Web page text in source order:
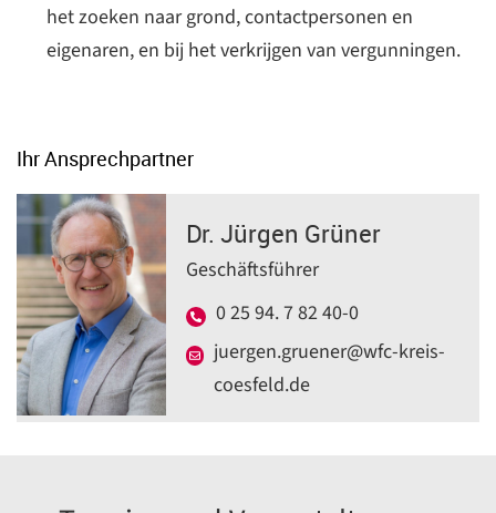
het zoeken naar grond, contactpersonen en
eigenaren, en bij het verkrijgen van vergunningen.
Ihr Ansprechpartner
Dr. Jürgen Grüner
Geschäftsführer
0 25 94. 7 82 40-0
juergen.gruener@wfc-kreis-
coesfeld.de